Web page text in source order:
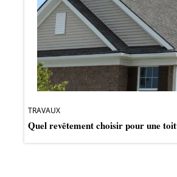
TRAVAUX
Quel revêtement choisir pour une